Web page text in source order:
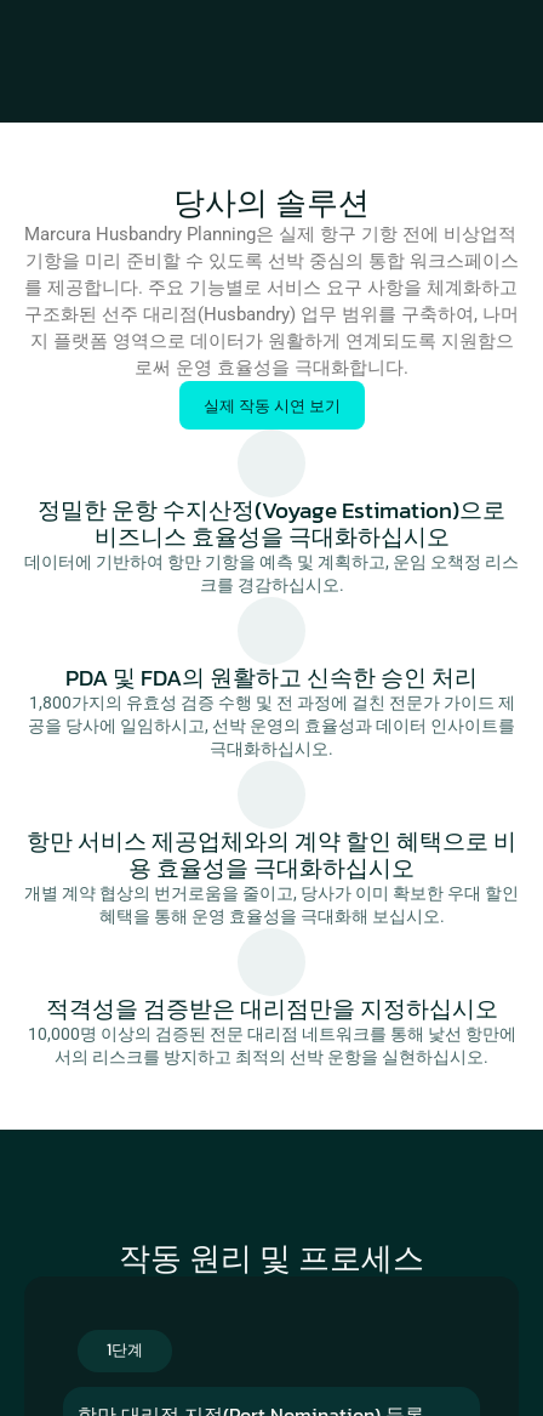
당사의 솔루션
Marcura Husbandry Planning은 실제 항구 기항 전에 비상업적
기항을 미리 준비할 수 있도록 선박 중심의 통합 워크스페이스
를 제공합니다. 주요 기능별로 서비스 요구 사항을 체계화하고
구조화된 선주 대리점(Husbandry) 업무 범위를 구축하여, 나머
지 플랫폼 영역으로 데이터가 원활하게 연계되도록 지원함으
로써 운영 효율성을 극대화합니다.
실제 작동 시연 보기
정밀한 운항 수지산정(Voyage Estimation)으로
비즈니스 효율성을 극대화하십시오
데이터에 기반하여 항만 기항을 예측 및 계획하고, 운임 오책정 리스
크를 경감하십시오.
PDA 및 FDA의 원활하고 신속한 승인 처리
1,800가지의 유효성 검증 수행 및 전 과정에 걸친 전문가 가이드 제
공을 당사에 일임하시고, 선박 운영의 효율성과 데이터 인사이트를
극대화하십시오.
항만 서비스 제공업체와의 계약 할인 혜택으로 비
용 효율성을 극대화하십시오
개별 계약 협상의 번거로움을 줄이고, 당사가 이미 확보한 우대 할인
혜택을 통해 운영 효율성을 극대화해 보십시오.
적격성을 검증받은 대리점만을 지정하십시오
10,000명 이상의 검증된 전문 대리점 네트워크를 통해 낯선 항만에
서의 리스크를 방지하고 최적의 선박 운항을 실현하십시오.
작동 원리 및 프로세스
1단계